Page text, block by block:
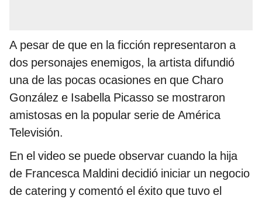
A pesar de que en la ficción representaron a
dos personajes enemigos, la artista difundió
una de las pocas ocasiones en que Charo
González e Isabella Picasso se mostraron
amistosas en la popular serie de América
Televisión.
En el video se puede observar cuando la hija
de Francesca Maldini decidió iniciar un negocio
de catering y comentó el éxito que tuvo el